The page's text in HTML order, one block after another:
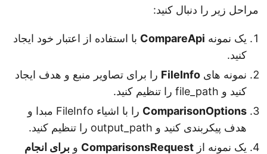
مراحل زیر را دنبال کنید:
یک نمونهCompareApiبا استفاده از اعتبار خود ایجاد
کنید.
نمونه هایFileInfoرا برای تصاویر منبع و هدف ایجاد
کنید و file_path را تنظیم کنید.
ComparisonOptions
را با اشیاء FileInfo مبدا و
هدف پیکربندی کنید و output_path را تنظیم کنید.
یک نمونه از ComparisonsRequestوبرای انجام